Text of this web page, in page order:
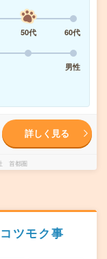
50代
60代
男性
詳しく見る
首都圏
ツモク事